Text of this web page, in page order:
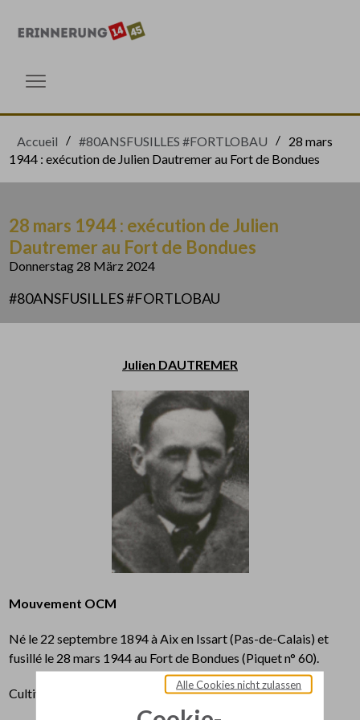
Gehen Sie direkt zum Inhalt
Gehen Sie direkt zum Inhalt
Menü öffnen
Accueil #80ANSFUSILLES #FORTLOBAU
28 mars
1944 : exécution de Julien Dautremer au Fort de Bondues
28 mars 1944 : exécution de Julien
Dautremer au Fort de Bondues
Donnerstag 28 März 2024
#80ANSFUSILLES #FORTLOBAU
Julien DAUTREMER
Mouvement OCM
Né le 22 septembre 1894 à Aix en Issart (Pas-de-Calais) et
fusillé le 28 mars 1944 au Fort de Bondues (Piquet n° 60).
Cultivateur.
Alle Cookies nicht zulassen